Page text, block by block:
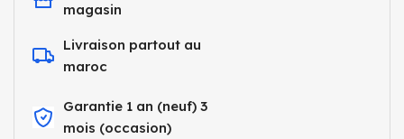
magasin
Livraison partout au
maroc
Garantie 1 an (neuf) 3
mois (occasion)​